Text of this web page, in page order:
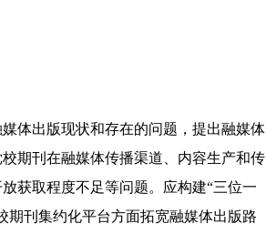
体出版现状和存在的问题，提出融媒体
期刊在融媒体传播渠道、内容生产和传
获取程度不足等问题。应构建“三位一
期刊集约化平台方面拓宽融媒体出版路